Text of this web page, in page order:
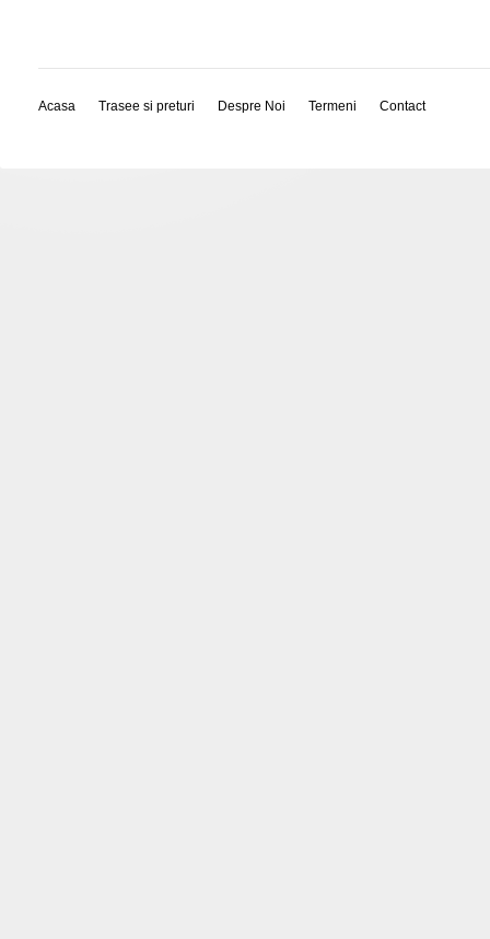
Acasa Trasee si preturi Despre Noi Termeni Contact